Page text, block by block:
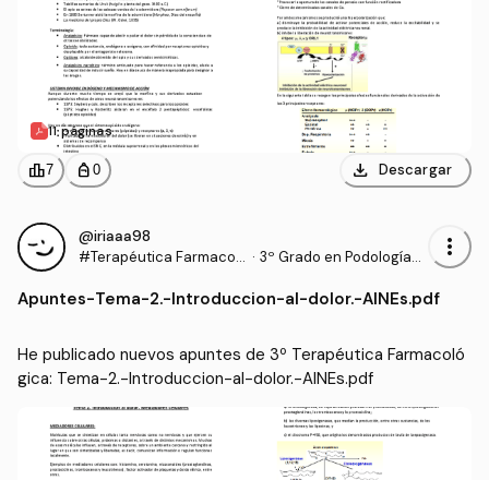
11 páginas
leaderboard7 personal_bag 0 download Descargar
@iriaaa98
#Terapéutica Farmacol
· 3º Grado en Podología
more_vert
Apuntes-Tema-2.-Introduccion-al-dolor.-AINEs.pdf
He publicado nuevos apuntes de 3º Terapéutica Farmacoló
gica: Tema-2.-Introduccion-al-dolor.-AINEs.pdf